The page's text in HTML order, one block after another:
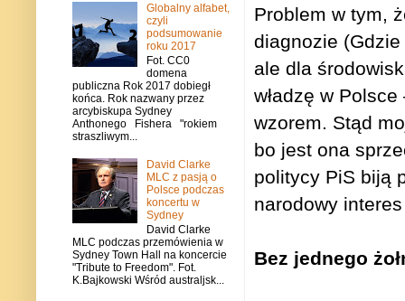
Problem w tym,
diagnozie
ale dla
władzę w
wzorem. Stąd
bo jest ona
politycy PiS biją
narodowy
Bez jednego
Globalny alfabet,
czyli
podsumowanie
roku 2017
Fot. CC0
domena
publiczna Rok 2017 dobiegł
końca. Rok nazwany przez
arcybiskupa Sydney
Anthonego Fishera "rokiem
straszliwym...
David Clarke
MLC z pasją o
Polsce podczas
koncertu w
Sydney
David Clarke
MLC podczas przemówienia w
Sydney Town Hall na koncercie
"Tribute to Freedom". Fot.
K.Bajkowski Wśród australjsk...